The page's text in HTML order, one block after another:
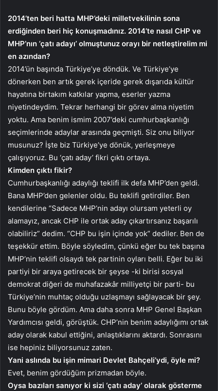
2014’ten beri hatta MHP’deki milletvekilinin sona
erdiğinden beri hiç konuşmadınız. 2014’te nasıl CHP ve
MHP’nın ‘çatı adayı’ olmuştunuz orayı bir netleştirelim mi
en azından?
2014’ün başında Türkiye’ye döndük. Ve Türkiye’ye
dönerken ben artık gerek içeride gerek dışarıda kültür
hayatına birtakım katkılar yapma, eserler yazma
niyetindeydim. Tekrar herhangi bir görev alma niyetim
yoktu. Ama benim ismim 2007’deki cumhurbaşkanlığı
seçimlerinde adaylar arasında geçmişti. Siz onu biliyor
musunuz? İşte biz Türkiye’ye dönük, yerleşmeye
çalışıyoruz. Bu ‘çatı aday’ fikri çıktı ortaya.
Kimden çıktı fikir?
Cumhurbaşkanlığı adaylığı teklifi ilk defa MHP’den geldi.
Bana MHP’den gelenler oldu. Bu teklifi getirdiler. Ben
kendilerine “Sadece MHP’nin adayı olursam yeterli oy
alamayız, ancak CHP ile ortak aday çıkartırsanız başarılı
olabiliriz” dedim. “CHP bu işin içinde yok” dediler. Ben de
teşekkür ettim. Böyle söyledim, çünkü eğer bu tek başına
MHP’nin teklifi olsaydı tek partinin oyları belli. Eğer bu iki
partiyi bir araya getirecek bir şeyse -ki birisi sosyal
demokrat diğeri de muhafazakâr milliyetçi bir parti- bu
Türkiye’nin muhtaç olduğu uzlaşmayı sağlayacak bir şey.
Bunu böyle gördüm. Ama daha sonra MHP Genel Başkan
Yardımcısı geldi, görüştük. CHP’nin benim adaylığımı ortak
aday olarak kabul ettiğini, anlaştıklarını aktardı. Sonrasını
ise hepiniz biliyorsunuz zaten.
Yani aslında bu işin mimari Devlet Bahçeli’ydi, öyle mi?
Evet, benim gördüğüm prizmadan böyle.
Oysa bazıları sanıyor ki sizi ‘çatı aday’ olarak gösterme